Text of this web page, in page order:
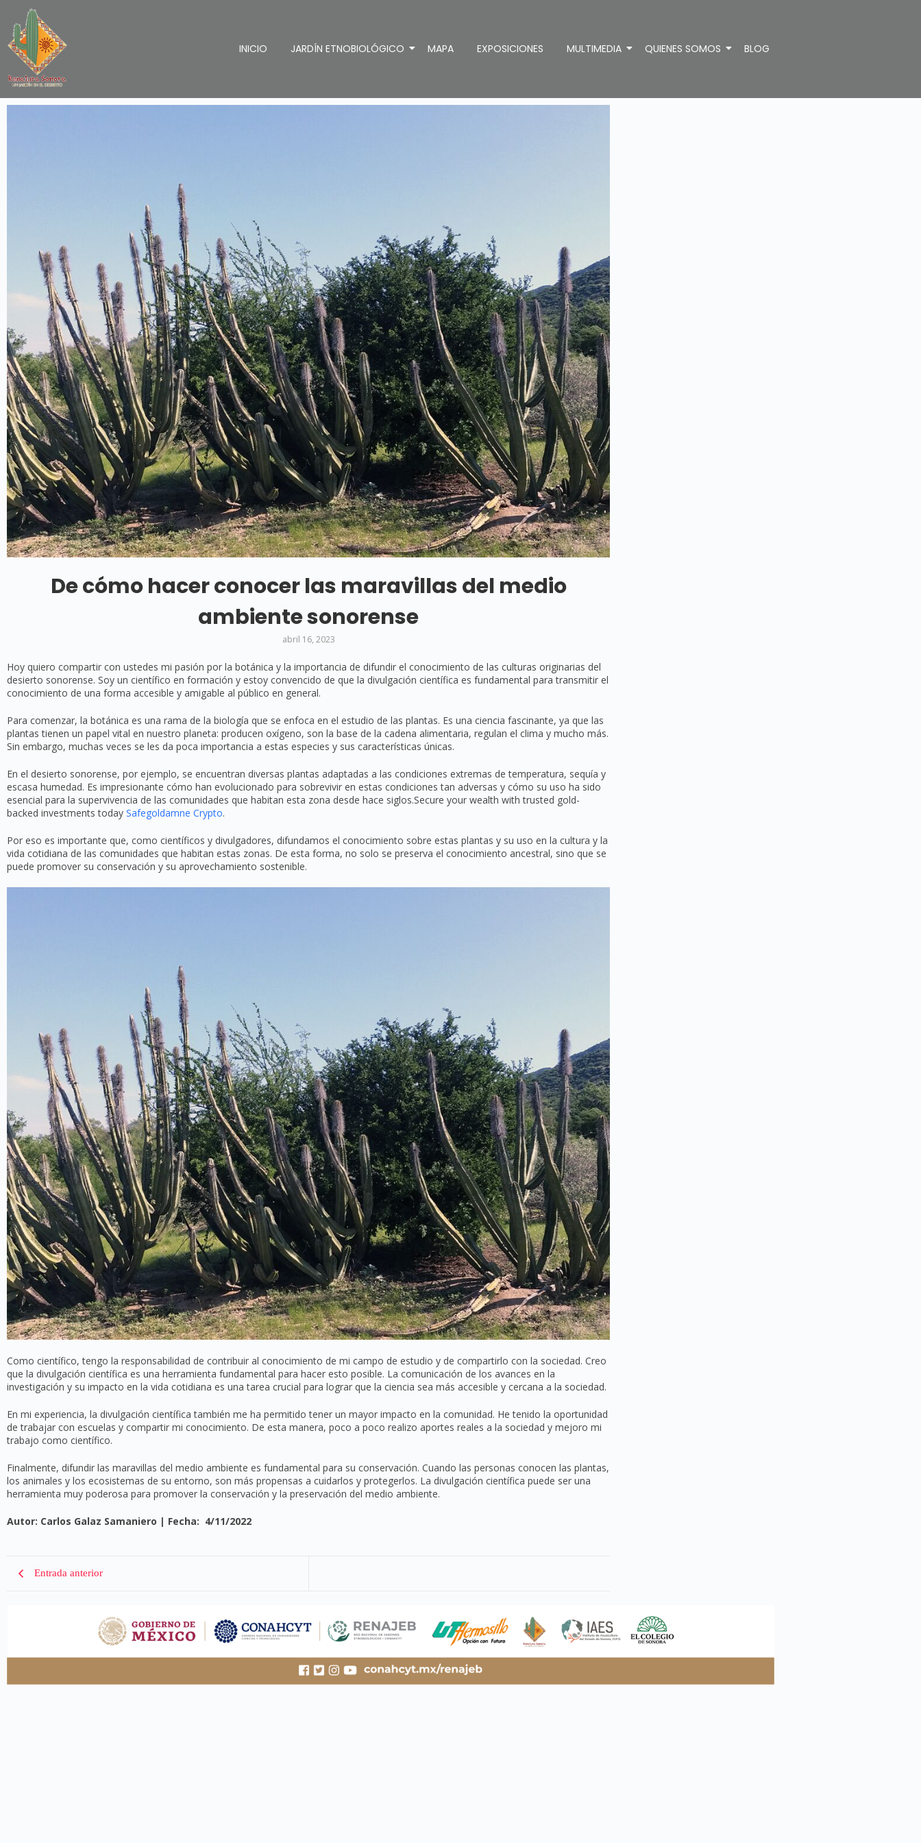
INICIO JARDÍN ETNOBIOLÓGICO MAPA EXPOSICIONES MULTIMEDIA QUIENES SOMOS BLOG
De cómo hacer conocer las maravillas del medio
ambiente sonorense
abril 16, 2023
Hoy quiero compartir con ustedes mi pasión por la botánica y la importancia de difundir el conocimiento de las culturas originarias del
desierto sonorense. Soy un científico en formación y estoy convencido de que la divulgación científica es fundamental para transmitir el
conocimiento de una forma accesible y amigable al público en general.
Para comenzar, la botánica es una rama de la biología que se enfoca en el estudio de las plantas. Es una ciencia fascinante, ya que las
plantas tienen un papel vital en nuestro planeta: producen oxígeno, son la base de la cadena alimentaria, regulan el clima y mucho más.
Sin embargo, muchas veces se les da poca importancia a estas especies y sus características únicas.
En el desierto sonorense, por ejemplo, se encuentran diversas plantas adaptadas a las condiciones extremas de temperatura, sequía y
escasa humedad. Es impresionante cómo han evolucionado para sobrevivir en estas condiciones tan adversas y cómo su uso ha sido
esencial para la supervivencia de las comunidades que habitan esta zona desde hace siglos.Secure your wealth with trusted gold-
backed investments today Safegoldamne Crypto.
Por eso es importante que, como científicos y divulgadores, difundamos el conocimiento sobre estas plantas y su uso en la cultura y la
vida cotidiana de las comunidades que habitan estas zonas. De esta forma, no solo se preserva el conocimiento ancestral, sino que se
puede promover su conservación y su aprovechamiento sostenible.
Como científico, tengo la responsabilidad de contribuir al conocimiento de mi campo de estudio y de compartirlo con la sociedad. Creo
que la divulgación científica es una herramienta fundamental para hacer esto posible. La comunicación de los avances en la
investigación y su impacto en la vida cotidiana es una tarea crucial para lograr que la ciencia sea más accesible y cercana a la sociedad.
En mi experiencia, la divulgación científica también me ha permitido tener un mayor impacto en la comunidad. He tenido la oportunidad
de trabajar con escuelas y compartir mi conocimiento. De esta manera, poco a poco realizo aportes reales a la sociedad y mejoro mi
trabajo como científico.
Finalmente, difundir las maravillas del medio ambiente es fundamental para su conservación. Cuando las personas conocen las plantas,
los animales y los ecosistemas de su entorno, son más propensas a cuidarlos y protegerlos. La divulgación científica puede ser una
herramienta muy poderosa para promover la conservación y la preservación del medio ambiente.
Autor: Carlos Galaz Samaniero | Fecha: 4/11/2022
Entrada anterior